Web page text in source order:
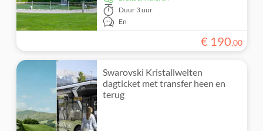
Official reseller
Exclusieve locatie
Duur 3 uur
En
€ 190,00
Swarovski Kristallwelten
dagticket met transfer heen en
terug